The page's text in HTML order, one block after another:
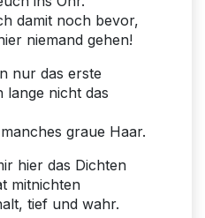
damit noch bevor,
niemand gehen!
nur das erste
lange nicht das
graue Haar.
hier das Dichten
mitnichten
tief und wahr.